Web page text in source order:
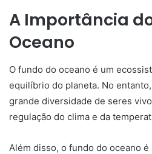
A Importância
Oceano
O fundo do oceano é um
equilíbrio do planeta. No
grande diversidade de seres
regulação do clima e da
Além disso, o fundo do oceano